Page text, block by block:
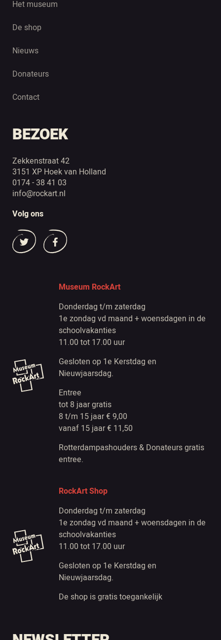
Het museum
De shop
Nieuws
Donateurs
Contact
BEZOEK
Zekkenstraat 42
3151 XP Hoek van Holland
0174 - 38 41 03
info@rockart.nl
Volg ons
Museum RockArt
Donderdag t/m zaterdag
1e zondag vd maand + woensdagen in de
schoolvakanties
11.00 tot 17.00 uur
Gesloten op 1e Kerstdag en
Nieuwjaarsdag.
Entree
tot 8 jaar gratis
8 t/m 15 jaar € 9,00
vanaf 15 jaar € 11,50
Rotterdampashouders & Donateurs gratis
entree.
RockArt Shop
Donderdag t/m zaterdag
1e zondag vd maand + woensdagen in de
schoolvakanties
11.00 tot 17.00 uur
Gesloten op 1e Kerstdag en
Nieuwjaarsdag.
De shop is gratis toegankelijk